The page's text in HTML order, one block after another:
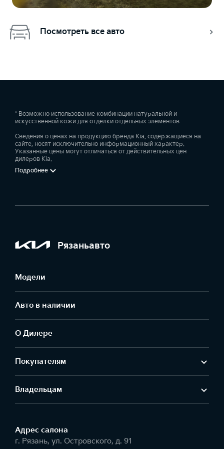
Посмотреть все авто
* Возможно использование комбинации натуральной и
искусственной кожи для отделки отдельных элементов
Сведения о ценах на продукцию бренда Kia, содержащиеся на
сайте, носят исключительно информационный характер.
Указанные цены могут отличаться от действительных цен
дилеров Kia.
Подробнее
Рязаньавто
Модели
Авто в наличии
О Дилере
Покупателям
Владельцам
Адрес салонa
г. Рязань, ул. Островского, д. 91